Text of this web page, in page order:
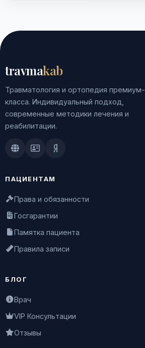
travmakab
Травматология и ортопедия премиум-
класса. Индивидуальный подход,
современные методики лечения и
реабилитации.
Doctu.ruПроДокторов
Яндекс.Здоровье
ПАЦИЕНТАМ
Права и обязанности
Госгарантии
Памятка пациента
Правила записи
БЛОГ
Врач
VIP Консультации
Отзывы